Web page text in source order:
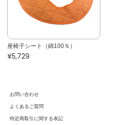
座椅子シート（綿100％）
¥5,729
お問い合わせ
よくあるご質問
特定商取引に関する表記